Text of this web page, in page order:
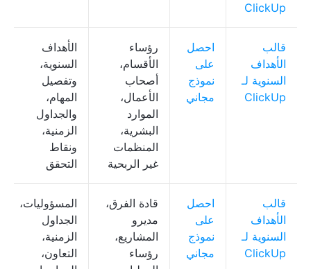
ClickUp
قالب
الأهداف
السنوية لـ
ClickUp
احصل
على
نموذج
مجاني
رؤساء
الأقسام،
أصحاب
الأعمال،
الموارد
البشرية،
المنظمات
غير الربحية
الأهداف
السنوية،
وتفصيل
المهام،
والجداول
الزمنية،
ونقاط
التحقق
قالب
الأهداف
السنوية لـ
ClickUp
احصل
على
نموذج
مجاني
قادة الفرق،
مديرو
المشاريع،
رؤساء
المسؤوليات،
الجداول
الزمنية،
التعاون،